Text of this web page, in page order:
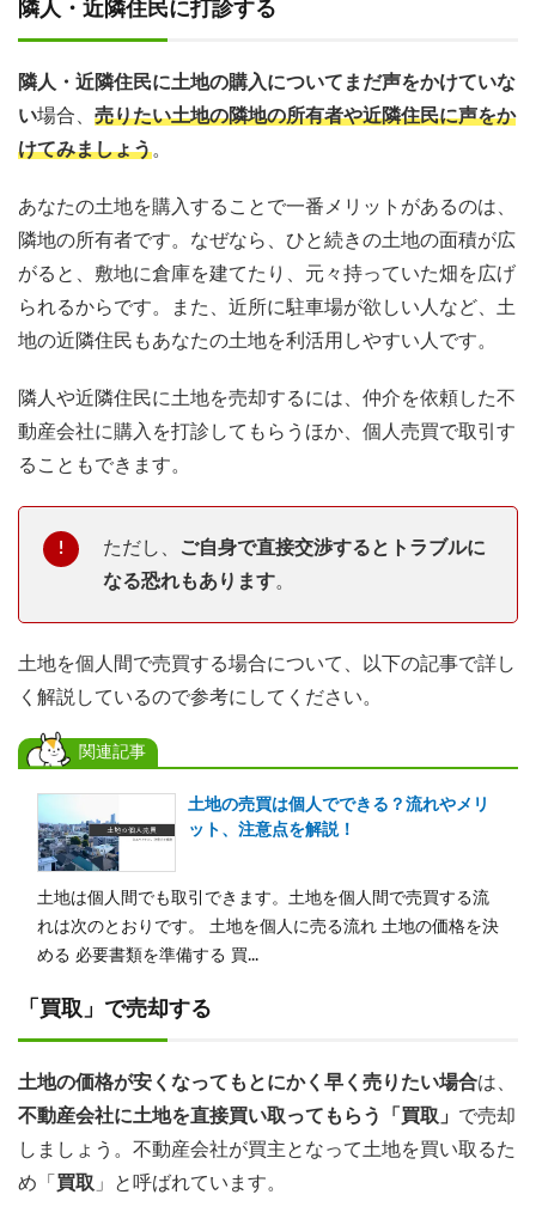
隣人・近隣住民に打診する
隣人・近隣住民に土地の購入についてまだ声をかけていな
い場合、 売りたい土地の隣地の所有者や近隣住民に声をか
けてみましょう。
あなたの土地を購入することで一番メリットがあるのは、
隣地の所有者です。なぜなら、ひと続きの土地の面積が広
がると、敷地に倉庫を建てたり、元々持っていた畑を広げ
られるからです。また、近所に駐車場が欲しい人など、土
地の近隣住民もあなたの土地を利活用しやすい人です。
隣人や近隣住民に土地を売却するには、仲介を依頼した不
動産会社に購入を打診してもらうほか、個人売買で取引す
ることもできます。
ただし、
ご自身で直接交渉するとトラブルに
なる恐れもあります。
土地を個人間で売買する場合について、以下の記事で詳し
く解説しているので参考にしてください。
関連記事
土地の売買は個人でできる？流れやメリ
ット、注意点を解説！
土地は個人間でも取引できます。土地を個人間で売買する流
れは次のとおりです。 土地を個人に売る流れ 土地の価格を決
める 必要書類を準備する 買...
「買取」で売却する
土地の価格が安くなってもとにかく早く売りたい場合は、
不動産会社に土地を直接買い取ってもらう「買取」 で売却
しましょう。不動産会社が買主となって土地を買い取るた
め「 買取 」と呼ばれています。